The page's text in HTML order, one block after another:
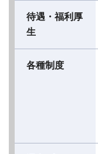
待遇・福利厚
生
各種制度